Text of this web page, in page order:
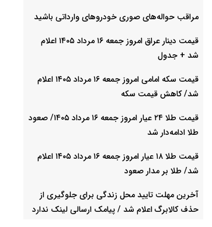
مراقب حواله‌های صوری خودروهای وارداتی باشید
قیمت دینار عراق امروز جمعه ۱۶ مرداد ۱۴۰۵ اعلام
شد + جدول
قیمت سکه امامی امروز جمعه ۱۶ مرداد ۱۴۰۵ اعلام
شد/ کاهش قیمت سکه
قیمت طلا ۲۴ عیار امروز جمعه ۱۶ مرداد ۱۴۰۵/ صعود
طلا ادامه‌دار شد
قیمت طلا ۱۸ عیار امروز جمعه ۱۶ مرداد ۱۴۰۵ اعلام
شد/ طلا بر مدار صعود
آخرین مهلت تایید محل زندگی برای جلوگیری از
حذف کالابرگ اعلام شد / پیامک ارسالی لینک ندارد